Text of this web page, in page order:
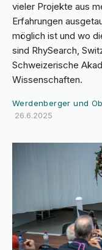
vieler Projekte aus
Erfahrungen
möglich ist und wo
sind RhySearch,
Schweizerische
Wissenschaften.
Werdenberger und
26.6.2025